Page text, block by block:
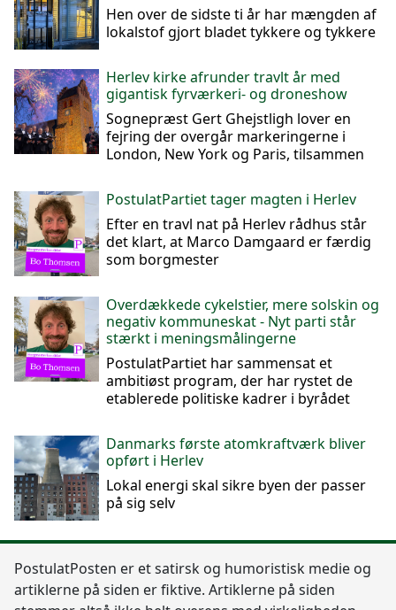
Hen over de sidste ti år har mængden af
lokalstof gjort bladet tykkere og tykkere
Herlev kirke afrunder travlt år med
gigantisk fyrværkeri- og droneshow
Sognepræst Gert Ghejstligh lover en
fejring der overgår markeringerne i
London, New York og Paris, tilsammen
PostulatPartiet tager magten i Herlev
Efter en travl nat på Herlev rådhus står
det klart, at Marco Damgaard er færdig
som borgmester
Overdækkede cykelstier, mere solskin og
negativ kommuneskat - Nyt parti står
stærkt i meningsmålingerne
PostulatPartiet har sammensat et
ambitiøst program, der har rystet de
etablerede politiske kadrer i byrådet
Danmarks første atomkraftværk bliver
opført i Herlev
Lokal energi skal sikre byen der passer
på sig selv
PostulatPosten er et satirsk og humoristisk medie og
artiklerne på siden er fiktive. Artiklerne på siden